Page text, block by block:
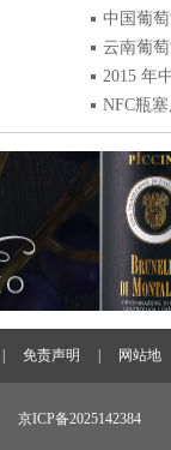
中国葡
云南葡
2015 年
NFC瓶
免责声明 网站地
京ICP备2025142384